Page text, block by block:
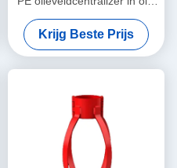
en gas
Krijg Beste Prijs